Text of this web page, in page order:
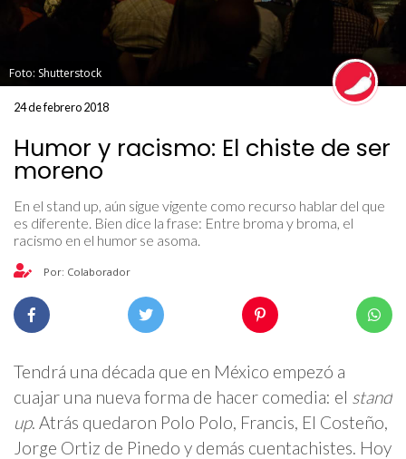
Foto: Shutterstock
24 de febrero 2018
Humor y racismo: El chiste de ser
moreno
En el stand up, aún sigue vigente como recurso hablar del que
es diferente. Bien dice la frase: Entre broma y broma, el
racismo en el humor se asoma.
Por: Colaborador
Tendrá una década que en México empezó a
cuajar una nueva forma de hacer comedia: el stand
up. Atrás quedaron Polo Polo, Francis, El Costeño,
Jorge Ortiz de Pinedo y demás cuentachistes. Hoy